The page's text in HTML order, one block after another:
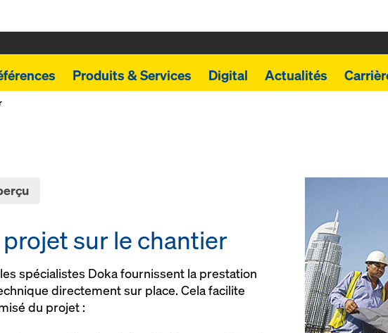
Produits & Services Digital Actualités
sur le chantier
spé­c­ia­listes Doka four­nissent la pres­ta­tion
di­rec­te­ment sur place. Ce­la fa­ci­lite
du projet :